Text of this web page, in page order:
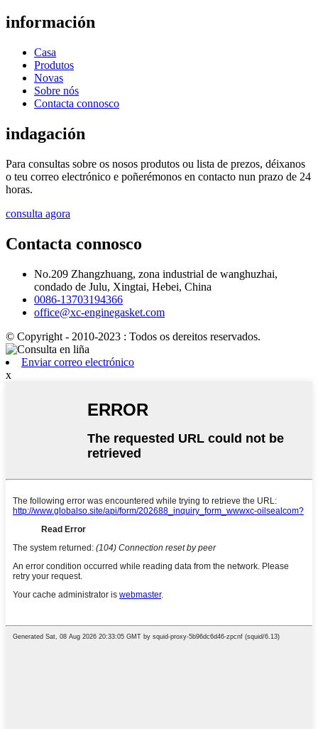
información
Casa
Produtos
Novas
Sobre nós
Contacta connosco
indagación
Para consultas sobre os nosos produtos ou lista de prezos, déixanos
o teu correo electrónico e poñerémonos en contacto nun prazo de 24
horas.
consulta agora
Contacta connosco
No.209 Zhangzhuang, zona industrial de wanghuzhai,
condado de Julu, Xingtai, Hebei, China
0086-13703194366
office@xc-enginegasket.com
© Copyright - 2010-2023 : Todos os dereitos reservados.
Enviar correo electrónico
x